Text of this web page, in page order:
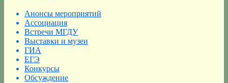
Анонсы мероприятий
Ассоциация
Встречи МГДУ
Выставки и музеи
ГИА
ЕГЭ
Конкурсы
Обсуждение